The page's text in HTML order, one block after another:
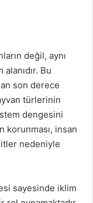
değil, aynı
Bu
son derece
türlerinin
dengesini
korunması, insan
nedeniyle
sayesinde iklim